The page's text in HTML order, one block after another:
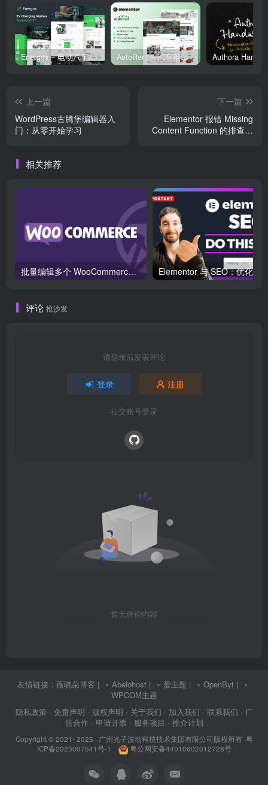
Energox – 电动汽车充电站 Elementor 模板套件 AutoRent – 汽车租赁服务 Elementor 模板套件
上一篇
WordPress古腾堡编辑器入
门：从零开始学习
下一篇
Elementor 报错 Missing
Content Function 的排查与
相关推荐
批量编辑多个 WooCommerce 产品变体价格的 2 个方法？
评论 抢沙发
请登录后发表评论
登录 注册
社交账号登录
暂无评论内容
友情链接： 薇晓朵博客 | Abelohost | 爱主题 | OpenByt |
WPCOM主题
隐私政策 · 免责声明 · 版权声明 · 关于我们 · 加入我们 · 联系我们 · 广
告合作 · 申请开票 · 服务项目 · 推介计划
Copyright © 2021- 2025 · 广州光子波动科技技术集团有限公司版权所有·粤
ICP备2023007541号-1 · 粤公网安备44010602012728号